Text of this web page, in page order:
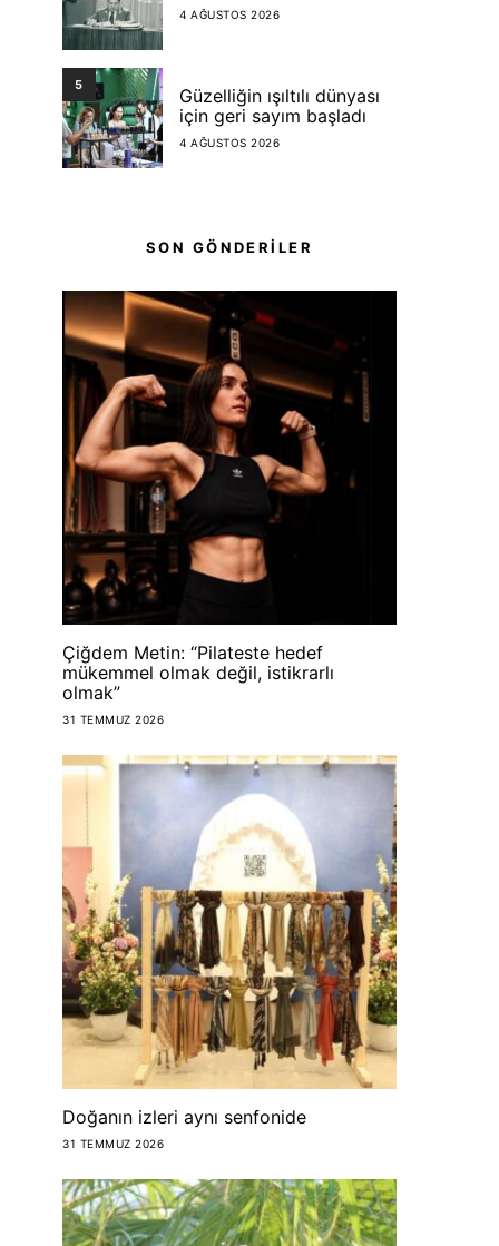
4 AĞUSTOS 2026
5
Güzelliğin ışıltılı dünyası
için geri sayım başladı
4 AĞUSTOS 2026
SON GÖNDERİLER
Çiğdem Metin: “Pilateste hedef
mükemmel olmak değil, istikrarlı
olmak”
31 TEMMUZ 2026
Doğanın izleri aynı senfonide
31 TEMMUZ 2026